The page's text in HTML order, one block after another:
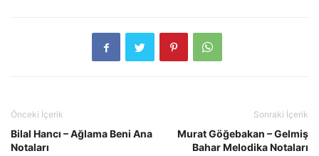
Önceki İçerik
Bilal Hancı – Ağlama Beni Ana
Notaları
Sonraki İçerik
Murat Göğebakan – Gelmiş
Bahar Melodika Notaları